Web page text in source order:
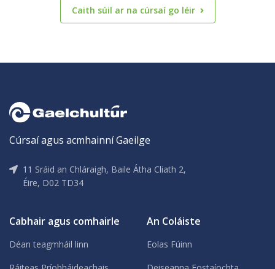
Caith súil ar na cúrsaí go léir
Cúrsaí agus acmhainní Gaeilge
11 Sráid an Chláraigh, Baile Átha Cliath 2,
Éire, D02 TD34
Cabhair agus comhairle
Déan teagmháil linn
An Coláiste
Eolas Fúinn